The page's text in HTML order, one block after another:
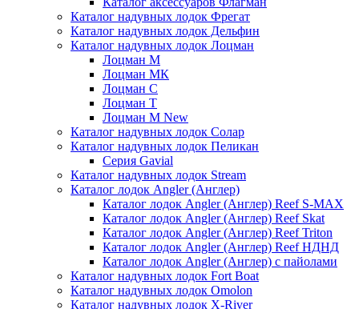
Каталог надувных лодок Фрегат
Каталог надувных лодок Дельфин
Каталог надувных лодок Лоцман
Лоцман М
Лоцман МК
Лоцман С
Лоцман Т
Лоцман М New
Каталог надувных лодок Солар
Каталог надувных лодок Пеликан
Серия Gavial
Каталог надувных лодок Stream
Каталог лодок Angler (Англер)
Каталог лодок Angler (Англер) Reef S-MAX
Каталог лодок Angler (Англер) Reef Skat
Каталог лодок Angler (Англер) Reef Triton
Каталог лодок Angler (Англер) Reef НДНД
Каталог лодок Angler (Англер) с пайолами
Каталог надувных лодок Fort Boat
Каталог надувных лодок Omolon
Каталог надувных лодок X-River